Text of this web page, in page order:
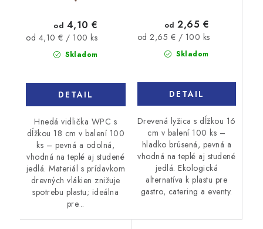
Skladom
od 4,10 €
Jednotková
od 4,10 € / 100 ks
DETAIL
Hnedá vidlička WPC s
dĺžkou 18 cm v balení 100
ks – pevná a odolná,
vhodná na teplé aj studené
jedlá. Materiál s prídavkom
drevných vlákien znižuje
spotrebu plastu; ideálna
pre...
Skladom
od 2,65 €
Jednotková
od 2,65 € / 100 ks
DETAIL
Drevená lyžica s dĺžkou 16
cm v balení 100 ks –
hladko brúsená, pevná a
vhodná na teplé aj studené
jedlá. Ekologická
alternatíva k plastu pre
gastro, catering a eventy.